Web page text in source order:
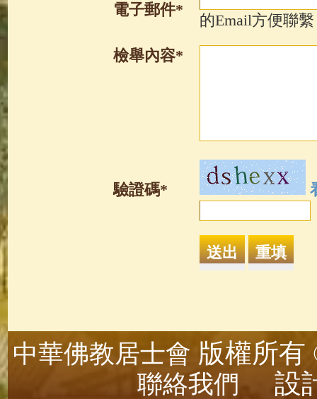
電子郵件*
的Email方便聯繫
檢舉內容*
驗證碼*
中華佛教居士會 版權所
聯絡我們 設